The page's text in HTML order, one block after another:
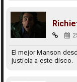
El mejor Manson
justicia a este disco.